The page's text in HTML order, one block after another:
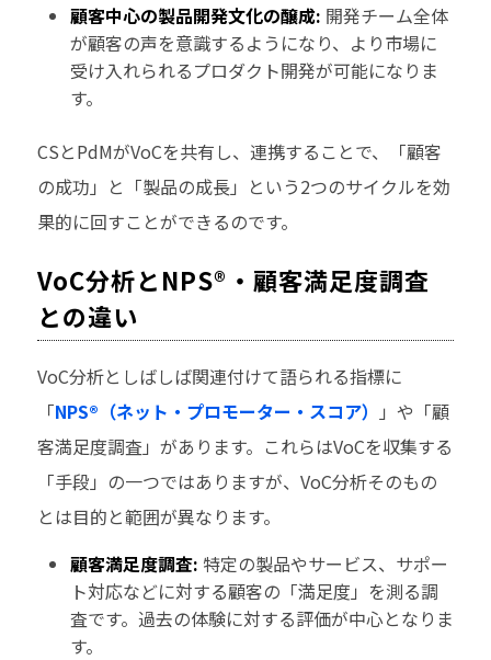
顧客中心の製品開発文化の醸成: 開発チーム全体
が顧客の声を意識するようになり、より市場に
受け入れられるプロダクト開発が可能になりま
す。
CSとPdMがVoCを共有し、連携することで、「顧客
の成功」と「製品の成長」という2つのサイクルを効
果的に回すことができるのです。
VoC分析とNPS®・顧客満足度調査
との違い
VoC分析としばしば関連付けて語られる指標に
「NPS®（ネット・プロモーター・スコア）
」や「顧
客満足度調査」があります。これらはVoCを収集する
「手段」の一つではありますが、VoC分析そのもの
とは目的と範囲が異なります。
顧客満足度調査: 特定の製品やサービス、サポー
ト対応などに対する顧客の「満足度」を測る調
査です。過去の体験に対する評価が中心となりま
す。